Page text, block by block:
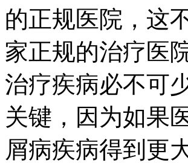
的正规医院，这
家正规的治疗医
治疗疾病必不可
关键，因为如果
屑病疾病得到更